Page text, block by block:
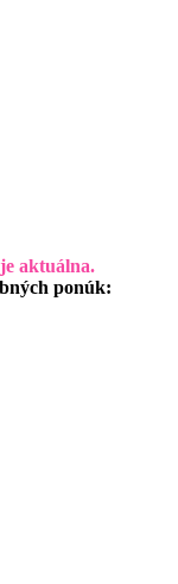
aktuálna.
ponúk: